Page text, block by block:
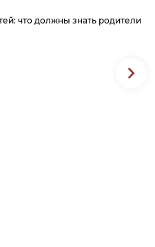
что должны знать родители